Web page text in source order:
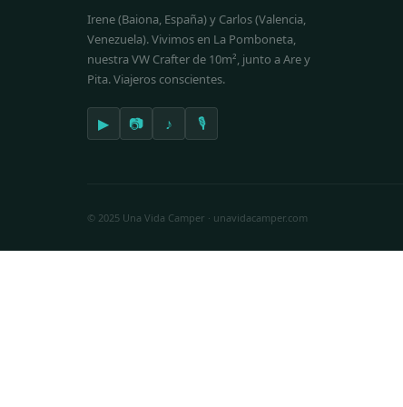
Irene (Baiona, España) y Carlos (Valencia,
Venezuela). Vivimos en La Pomboneta,
nuestra VW Crafter de 10m², junto a Are y
Pita. Viajeros conscientes.
▶ 📷 ♪ 🎙
© 2025 Una Vida Camper · unavidacamper.com